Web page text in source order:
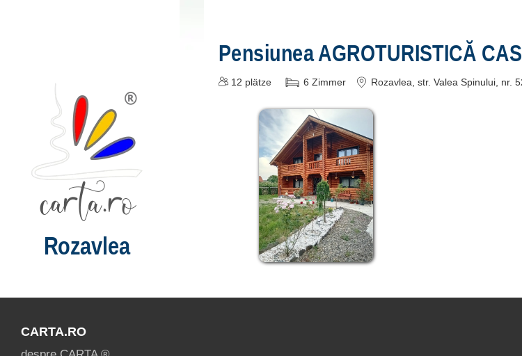
Pensiunea AGROTURISTICĂ
12 plätze 6 Zimmer Rozavlea , str. Valea Spinului, nr.
Rozavlea
CARTA.RO